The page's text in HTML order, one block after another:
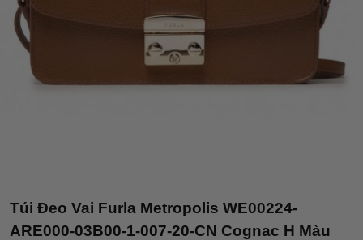
Túi Đeo Vai Furla Metropolis WE00224-
ARE000-03B00-1-007-20-CN Cognac H Màu